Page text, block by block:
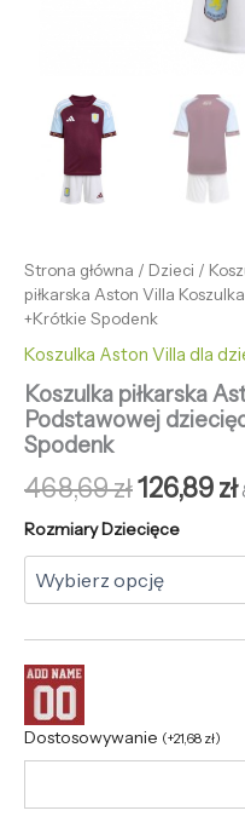
Strona główna / Dzieci /
piłkarska Aston Villa
+Krótkie Spodenk
Koszulka Aston Villa dla
Koszulka piłkarska
Podstawowej
Spodenk
468,69zł126,89zł
Rozmiary Dziecięce
Dostosowywanie (+21,68 zł)